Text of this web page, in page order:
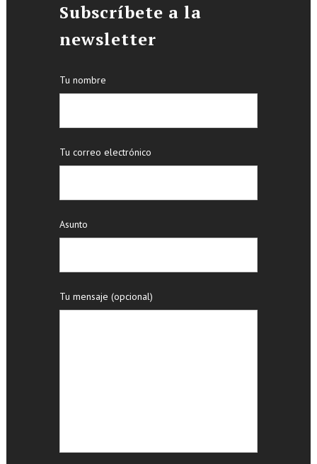
Subscríbete a la
newsletter
Tu nombre
Tu correo electrónico
Asunto
Tu mensaje (opcional)